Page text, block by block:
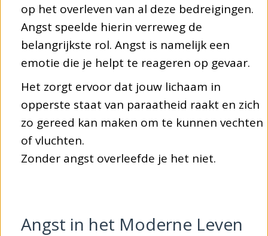
op het overleven van al deze bedreigingen.
Angst speelde hierin verreweg de
belangrijkste rol. Angst is namelijk een
emotie die je helpt te reageren op gevaar.
Het zorgt ervoor dat jouw lichaam in
opperste staat van paraatheid raakt en zich
zo gereed kan maken om te kunnen vechten
of vluchten.
Zonder angst overleefde je het niet.
Angst in het Moderne Leven